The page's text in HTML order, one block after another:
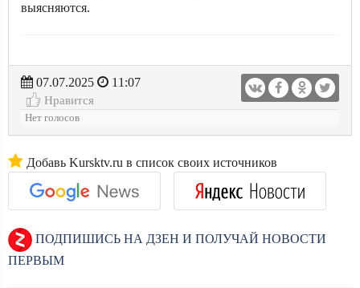
выясняются.
07.07.2025
11:07
Нравится
Нет голосов
Добавь Kursktv.ru в список своих источников
ПОДПИШИСЬ НА ДЗЕН И ПОЛУЧАЙ НОВОСТИ
ПЕРВЫМ